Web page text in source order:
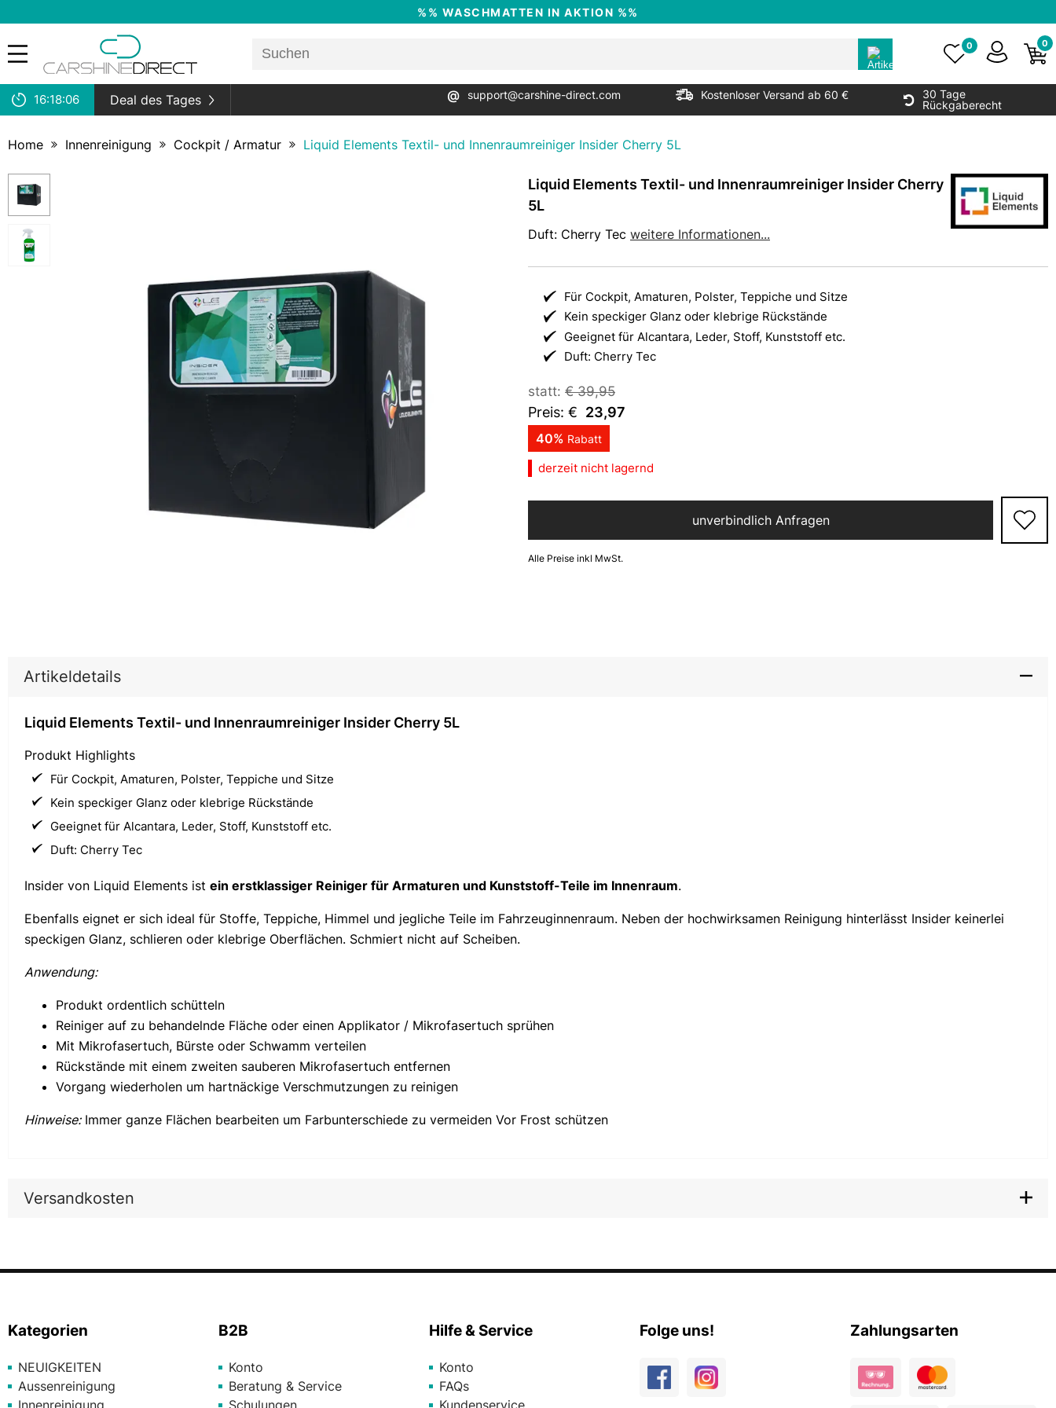
%% WASCHMATTEN IN AKTION %%
0 0
16:18:06 Deal des Tages @ support@carshine-direct.com Kostenloser Versand ab 60 €
30 Tage
Rückgaberecht
Home Innenreinigung Cockpit / Armatur Liquid Elements Textil- und Innenraumreiniger Insider Cherry 5L
Liquid Elements Textil- und Innenraumreiniger Insider Cherry
5L
Duft: Cherry Tec weitere Informationen...
Für Cockpit, Amaturen, Polster, Teppiche und Sitze
Kein speckiger Glanz oder klebrige Rückstände
Geeignet für Alcantara, Leder, Stoff, Kunststoff etc.
Duft: Cherry Tec
statt: €39,95
Preis: € 23,97
40% Rabatt
derzeit nicht lagernd
unverbindlich Anfragen
Alle Preise inkl MwSt.
Artikeldetails
Liquid Elements Textil- und Innenraumreiniger Insider Cherry 5L
Produkt Highlights
Für Cockpit, Amaturen, Polster, Teppiche und Sitze
Kein speckiger Glanz oder klebrige Rückstände
Geeignet für Alcantara, Leder, Stoff, Kunststoff etc.
Duft: Cherry Tec
Insider von Liquid Elements ist ein erstklassiger Reiniger für Armaturen und Kunststoff-Teile im Innenraum.
Ebenfalls eignet er sich ideal für Stoffe, Teppiche, Himmel und jegliche Teile im Fahrzeuginnenraum. Neben der hochwirksamen Reinigung hinterlässt Insider keinerlei
speckigen Glanz, schlieren oder klebrige Oberflächen. Schmiert nicht auf Scheiben.
Anwendung:
Produkt ordentlich schütteln
Reiniger auf zu behandelnde Fläche oder einen Applikator / Mikrofasertuch sprühen
Mit Mikrofasertuch, Bürste oder Schwamm verteilen
Rückstände mit einem zweiten sauberen Mikrofasertuch entfernen
Vorgang wiederholen um hartnäckige Verschmutzungen zu reinigen
Hinweise:Immer ganze Flächen bearbeiten um Farbunterschiede zu vermeiden Vor Frost schützen
Versandkosten
Kategorien
NEUIGKEITEN
Aussenreinigung
B2B
Konto
Beratung & Service
Hilfe & Service
Konto
FAQs
Folge uns! Zahlungsarten